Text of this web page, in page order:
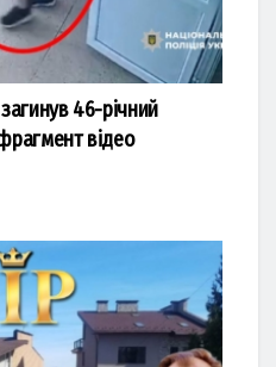
46-річний
відео